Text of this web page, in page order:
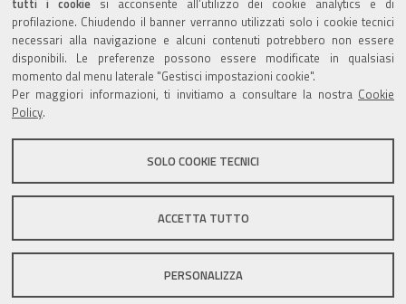
profilazione. Chiudendo il banner verranno utilizzati solo i cookie tecnici
necessari alla navigazione e alcuni contenuti potrebbero non essere
disponibili. Le preferenze possono essere modificate in qualsiasi
momento dal menu laterale "Gestisci impostazioni cookie".
Per maggiori informazioni, ti invitiamo a consultare la nostra Cookie
Policy.
SOLO COOKIE TECNICI
ACCETTA TUTTO
PERSONALIZZA
Valuta questo sito
Sito istituzionale Comune di Zola Predosa